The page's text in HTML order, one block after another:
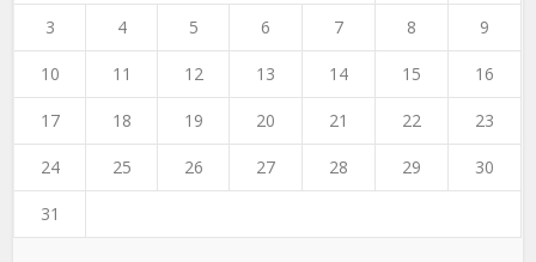
3 4 5 6 7 8 9
10 11 12 13 14 15 16
17 18 19 20 21 22 23
24 25 26 27 28 29 30
31